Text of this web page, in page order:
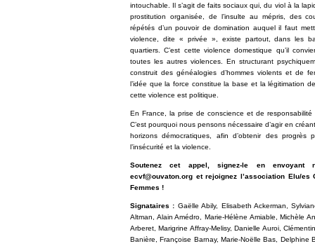
intouchable. Il s’agit de faits sociaux qui, du viol à la
prostitution organisée, de l’insulte au mépris, des
répétés d’un pouvoir de domination auquel il faut
violence, dite « privée », existe partout, dans les
quartiers. C’est cette violence domestique qu’il
toutes les autres violences. En structurant
construit des généalogies d’hommes violents et de
l’idée que la force constitue la base et la légitimation
cette violence est politique.
En France, la prise de conscience et de
C’est pourquoi nous pensons nécessaire d’agir en
horizons démocratiques, afin d’obtenir des progrès
l’insécurité et la violence.
Soutenez cet appel, signez-le en envoyant
ecvf@ouvaton.org et rejoignez l’association Elu/
Femmes !
Signataires : Gaëlle Abily, Elisabeth Ackerman,
Altman, Alain Amédro, Marie-Hélène Amiable, Michèle
Arberet, Marigrine Affray-Melisy, Danielle Auroi,
Banière, Françoise Barnay, Marie-Noëlle Bas, Delphine